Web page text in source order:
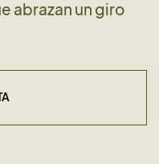
abrazan un giro